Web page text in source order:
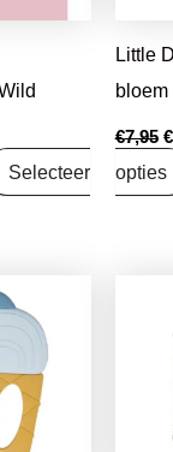
Selecteer
Little
bloem
€7,95 €
opties